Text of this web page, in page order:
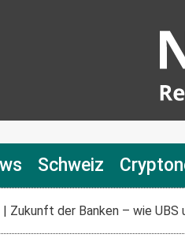
Schweiz
| Zukunft der Banken – wie